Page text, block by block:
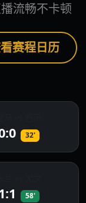
流畅不卡顿
赛程日历
32'
58'